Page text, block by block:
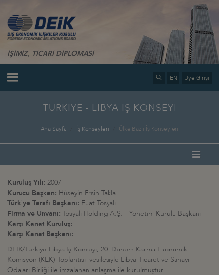
İŞİMİZ, TİCARİ DİPLOMASİ
EN Üye Girişi
TÜRKİYE - LİBYA İŞ KONSEYİ
Ana Sayfa İş Konseyleri Ülke Bazlı İş Konseyleri
Kuruluş Yılı: 2007
Kurucu Başkan: Hüseyin Ersin Takla
Türkiye Tarafı Başkanı: Fuat Tosyalı
Firma ve Unvanı: Tosyalı Holding A.Ş. - Yönetim Kurulu Başkanı
Karşı Kanat Kuruluş:
Karşı Kanat Başkanı:
DEİK/Türkiye-Libya İş Konseyi, 20. Dönem Karma Ekonomik
Komisyon (KEK) Toplantısı vesilesiyle Libya Ticaret ve Sanayi
Odaları Birliği ile imzalanan anlaşma ile kurulmuştur.